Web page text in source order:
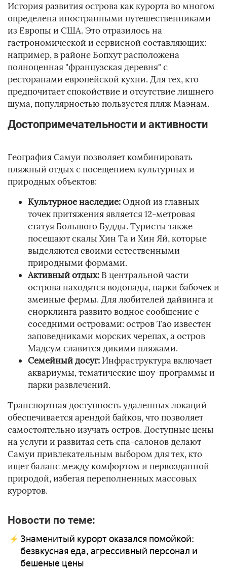
История развития острова как курорта во многом
определена иностранными путешественниками
из Европы и США. Это отразилось на
гастрономической и сервисной составляющих:
например, в районе Бопхут расположена
полноценная "французская деревня" с
ресторанами европейской кухни. Для тех, кто
предпочитает спокойствие и отсутствие лишнего
шума, популярностью пользуется пляж Маэнам.
Достопримечательности и активности
География Самуи позволяет комбинировать
пляжный отдых с посещением культурных и
природных объектов:
Культурное наследие:Одной из главных
точек притяжения является 12-метровая
статуя Большого Будды. Туристы также
посещают скалы Хин Та и Хин Яй, которые
выделяются своими естественными
природными формами.
Активный отдых: В центральной части
острова находятся водопады, парки бабочек и
змеиные фермы. Для любителей дайвинга и
снорклинга развито водное сообщение с
соседними островами: остров Тао известен
заповедниками морских черепах, а остров
Мадсум славится дикими пляжами.
Семейный досуг: Инфраструктура включает
аквариумы, тематические шоу-программы и
парки развлечений.
Транспортная доступность удаленных локаций
обеспечивается арендой байков, что позволяет
самостоятельно изучать остров. Доступные цены
на услуги и развитая сеть спа-салонов делают
Самуи привлекательным выбором для тех, кто
ищет баланс между комфортом и первозданной
природой, избегая переполненных массовых
курортов.
Новости по теме:
Знаменитый курорт оказался помойкой:
безвкусная еда, агрессивный персонал и
бешеные цены